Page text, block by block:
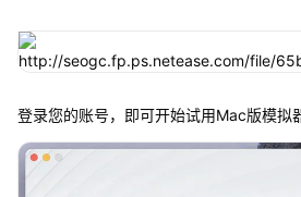
登录您的账号，即可开始试用Mac版模拟